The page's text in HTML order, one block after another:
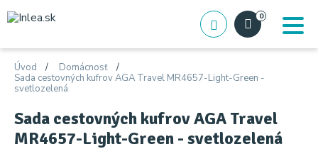
0
Úvod
Domácnosť
Sada cestovných kufrov AGA Travel MR4657-Light-Green -
svetlozelená
Sada cestovných kufrov AGA Travel
MR4657-Light-Green - svetlozelená